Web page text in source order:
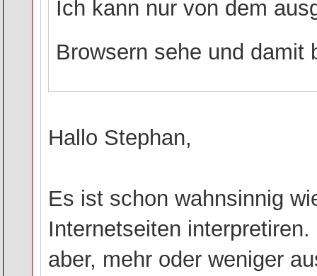
Ich kann nur von dem
Browsern sehe und
Hallo Stephan,
Es ist schon wahnsinnig
Internetseiten
aber, mehr oder weniger